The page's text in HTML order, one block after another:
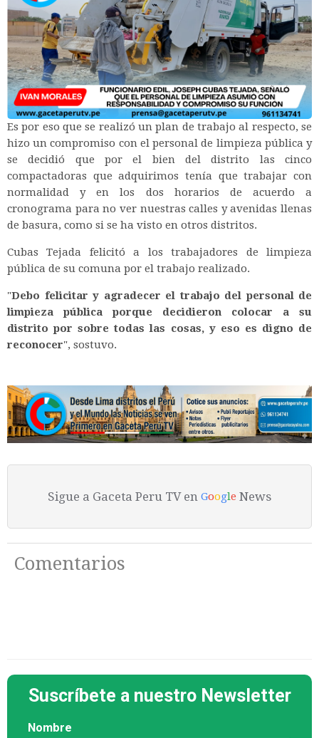
Es por eso que se realizó un plan de trabajo al respecto, se
hizo un compromiso con el personal de limpieza pública y
se decidió que por el bien del distrito las cinco
compactadoras que adquirimos tenía que trabajar con
normalidad y en los dos horarios de acuerdo a
cronograma para no ver nuestras calles y avenidas llenas
de basura, como si se ha visto en otros distritos.
Cubas Tejada felicitó a los trabajadores de limpieza
pública de su comuna por el trabajo realizado.
"Debo felicitar y agradecer el trabajo del personal de
limpieza pública porque decidieron colocar a su
distrito por sobre todas las cosas, y eso es digno de
reconocer", sostuvo.
Sigue a Gaceta Peru TV en Google News
Comentarios
Suscríbete a nuestro Newsletter
Nombre